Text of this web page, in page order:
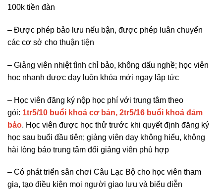
100k tiền đàn
– Được phép bảo lưu nếu bận, được phép luân chuyển
các cơ sở cho thuận tiện
– Giảng viên nhiệt tình chỉ bảo, không dấu nghề; học viên
học nhanh được dạy luôn khóa mới ngay lập tức
– Học viên đăng ký nộp học phí với trung tâm theo
gói: 1tr5/10 buổi khoá cơ bản, 2tr5/16 buổi khoá đảm
bảo. Học viên được học thử trước khi quyết định đăng ký
học sau buổi đầu tiên; giảng viên dạy không hiểu, không
hài lòng báo trung tâm đổi giảng viên phù hợp
– Có phát triển sân chơi Câu Lạc Bộ cho học viên tham
gia, tạo điều kiện mọi người giao lưu và biểu diễn